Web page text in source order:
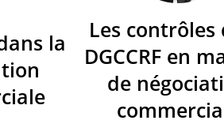
la
Les contrôles
DGCCRF en
de